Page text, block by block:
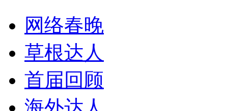
网络春晚
草根达人
首届回顾